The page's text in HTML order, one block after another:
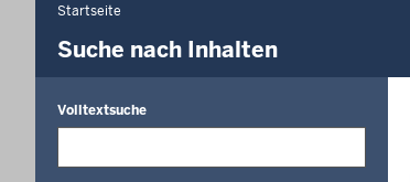
Sie
befinden
Startseite
Suche nach Inhalten
Volltextsuche